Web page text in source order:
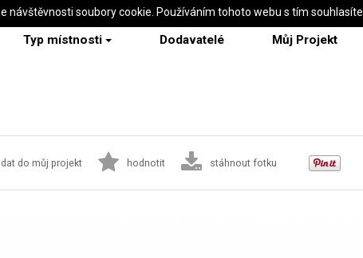
Typ místnosti Dodavatelé Můj Projekt
do můj projekt hodnotit stáhnout fotku
soubory cookie. Používáním tohoto webu s tím souhlasíte.